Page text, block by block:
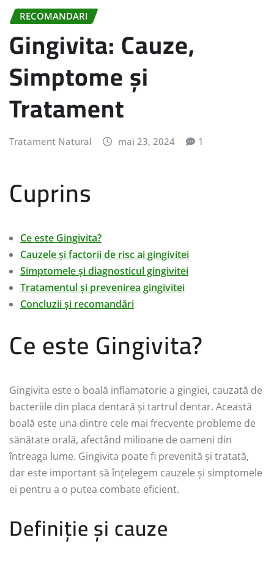
RECOMANDARI
Gingivita: Cauze,
Simptome și
Tratament
Tratament Natural mai 23, 2024 1
Cuprins
Ce este Gingivita?
Cauzele și factorii de risc ai gingivitei
Simptomele și diagnosticul gingivitei
Tratamentul și prevenirea gingivitei
Concluzii și recomandări
Ce este Gingivita?
Gingivita este o boală inflamatorie a gingiei, cauzată de
bacteriile din placa dentară și tartrul dentar. Această
boală este una dintre cele mai frecvente probleme de
sănătate orală, afectând milioane de oameni din
întreaga lume. Gingivita poate fi prevenită și tratată,
dar este important să înțelegem cauzele și simptomele
ei pentru a o putea combate eficient.
Definiție și cauze